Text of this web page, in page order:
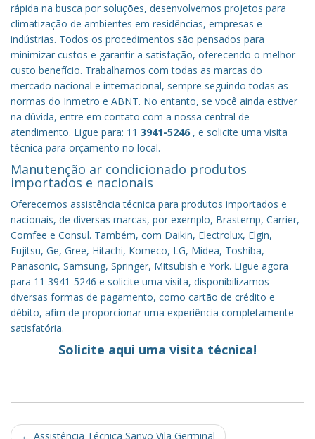
rápida na busca por soluções, desenvolvemos projetos para
climatização de ambientes em residências, empresas e
indústrias. Todos os procedimentos são pensados para
minimizar custos e garantir a satisfação, oferecendo o melhor
custo benefício. Trabalhamos com todas as marcas do
mercado nacional e internacional, sempre seguindo todas as
normas do Inmetro e ABNT. No entanto, se você ainda estiver
na dúvida, entre em contato com a nossa central de
atendimento. Ligue para: 11 3941-5246 , e solicite uma visita
técnica para orçamento no local.
Manutenção ar condicionado produtos
importados e nacionais
Oferecemos assistência técnica para produtos importados e
nacionais, de diversas marcas, por exemplo, Brastemp, Carrier,
Comfee e Consul. Também, com Daikin, Electrolux, Elgin,
Fujitsu, Ge, Gree, Hitachi, Komeco, LG, Midea, Toshiba,
Panasonic, Samsung, Springer, Mitsubish e York. Ligue agora
para 11 3941-5246 e solicite uma visita, disponibilizamos
diversas formas de pagamento, como cartão de crédito e
débito, afim de proporcionar uma experiência completamente
satisfatória.
Solicite aqui uma visita técnica!
← Assistência Técnica Sanyo Vila Germinal